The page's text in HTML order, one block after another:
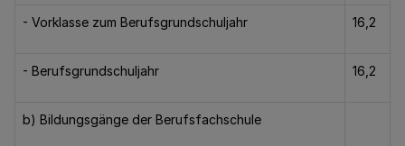
- Vorklasse zum Berufsgrundschuljahr 16,2
- Berufsgrundschuljahr 16,2
b) Bildungsgänge der Berufsfachschule